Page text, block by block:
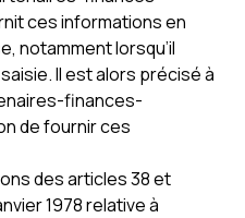
ces informations en
notamment lorsqu’il
Il est alors précisé à
finances-
de fournir ces
des articles 38 et
1978 relative à